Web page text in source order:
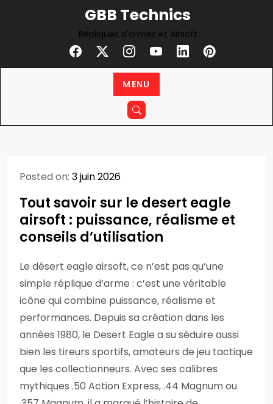
GBB Technics
Répliques d'armes et Airsoft
MENU
Posted on: 3 juin 2026
Tout savoir sur le desert eagle
airsoft : puissance, réalisme et
conseils d’utilisation
Le désert eagle airsoft, ce n’est pas qu’une
simple réplique d’arme : c’est une véritable
icône qui combine puissance, réalisme et
performances. Depuis sa création dans les
années 1980, le Desert Eagle a su séduire aussi
bien les tireurs sportifs, amateurs de jeu tactique
que les collectionneurs. Avec ses calibres
mythiques .50 Action Express, .44 Magnum ou